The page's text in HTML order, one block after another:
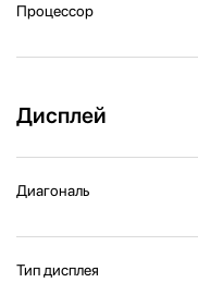
Процессор
Дисплей
Диагональ
Тип дисплея